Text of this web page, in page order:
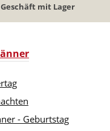
Geschäft mit Lager
- Geburtstag